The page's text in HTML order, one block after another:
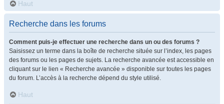
Haut
Recherche dans les forums
Comment puis-je effectuer une recherche dans un ou des forums ?
Saisissez un terme dans la boîte de recherche située sur l’index, les pages
des forums ou les pages de sujets. La recherche avancée est accessible en
cliquant sur le lien « Recherche avancée » disponible sur toutes les pages
du forum. L’accès à la recherche dépend du style utilisé.
Haut